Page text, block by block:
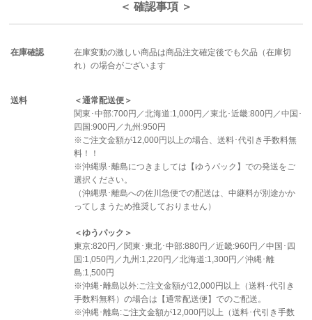
＜ 確認事項 ＞
在庫確認
在庫変動の激しい商品は商品注文確定後でも欠品（在庫切
れ）の場合がございます
送料
＜通常配送便＞
関東･中部:700円／北海道:1,000円／東北･近畿:800円／中国･
四国:900円／九州:950円
※ご注文金額が12,000円以上の場合、送料･代引き手数料無
料！！
※沖縄県･離島につきましては【ゆうパック】での発送をご
選択ください。
（沖縄県･離島への佐川急便での配送は、中継料が別途かか
ってしまうため推奨しておりません）
＜ゆうパック＞
東京:820円／関東･東北･中部:880円／近畿:960円／中国･四
国:1,050円／九州:1,220円／北海道:1,300円／沖縄･離
島:1,500円
※沖縄･離島以外:ご注文金額が12,000円以上（送料･代引き
手数料無料）の場合は【通常配送便】でのご配送。
※沖縄･離島:ご注文金額が12,000円以上（送料･代引き手数